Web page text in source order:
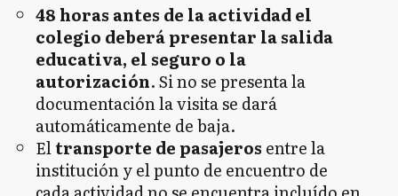
48 horas antes de la actividad el
colegio deberá presentar la salida
educativa, el seguro o la
autorización. Si no se presenta la
documentación la visita se dará
automáticamente de baja.
Eltransporte de pasajeros entre la
institución y el punto de encuentro de